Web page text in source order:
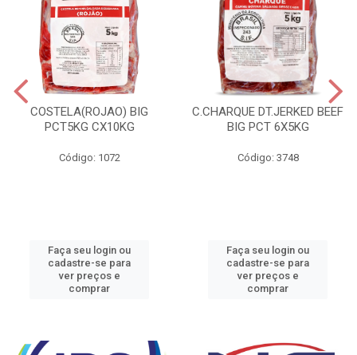
COSTELA(ROJAO) BIG
PCT5KG CX10KG
Código: 1072
Faça seu login ou
cadastre-se para
ver preços e
comprar
C.CHARQUE DT.JERKED BEEF
BIG PCT 6X5KG
Código: 3748
Faça seu login ou
cadastre-se para
ver preços e
comprar